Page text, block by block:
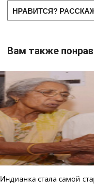
НРАВИТСЯ?
Вам также
Индианка стала самой